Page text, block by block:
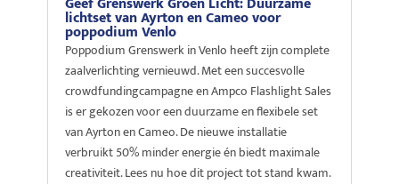
lichtset van Ayrton en Cameo voor
poppodium Venlo
Poppodium Grenswerk in Venlo heeft zijn complete
zaalverlichting vernieuwd. Met een succesvolle
crowdfundingcampagne en Ampco Flashlight Sales
is er gekozen voor een duurzame en flexibele set
van Ayrton en Cameo. De nieuwe installatie
verbruikt 50% minder energie én biedt maximale
creativiteit. Lees nu hoe dit project tot stand kwam.